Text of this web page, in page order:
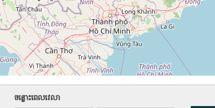
ចន្លោះពេលវេលា